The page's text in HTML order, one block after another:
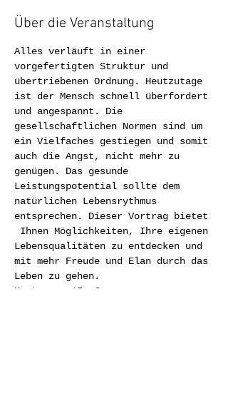
Über die Veranstaltung
Alles verläuft in einer
vorgefertigten Struktur und
übertriebenen Ordnung. Heutzutage
ist der Mensch schnell überfordert
und angespannt. Die
gesellschaftlichen Normen sind um
ein Vielfaches gestiegen und somit
auch die Angst, nicht mehr zu
genügen. Das gesunde
Leistungspotential sollte dem
natürlichen Lebensrythmus
entsprechen. Dieser Vortrag bietet
Ihnen Möglichkeiten, Ihre eigenen
Lebensqualitäten zu entdecken und
mit mehr Freude und Elan durch das
Leben zu gehen.